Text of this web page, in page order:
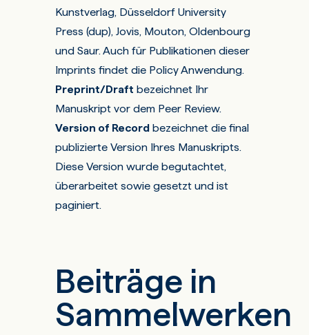
Kunstverlag, Düsseldorf University
Press (dup), Jovis, Mouton, Oldenbourg
und Saur. Auch für Publikationen dieser
Imprints findet die Policy Anwendung.
Preprint/Draft bezeichnet Ihr
Manuskript vor dem Peer Review.
Version of Record bezeichnet die final
publizierte Version Ihres Manuskripts.
Diese Version wurde begutachtet,
überarbeitet sowie gesetzt und ist
paginiert.
Beiträge in
Sammelwerken